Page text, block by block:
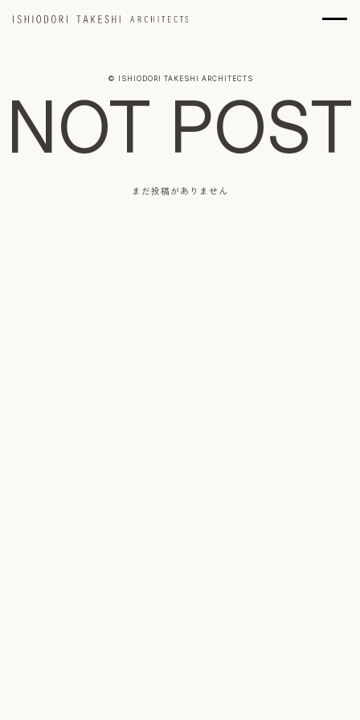
NOT POST
まだ投稿がありません
© ISHIODORI TAKESHI ARCHITECTS